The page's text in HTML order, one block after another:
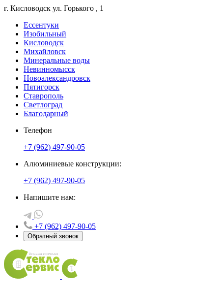
г. Кисловодск ул. Горького , 1
Ессентуки
Изобильный
Кисловодск
Михайловск
Минеральные воды
Невинномысск
Новоалександровск
Пятигорск
Ставрополь
Светлоград
Благодарный
Телефон
+7 (962) 497-90-05
Алюминиевые конструкции:
+7 (962) 497-90-05
Напишите нам:
+7 (962) 497-90-05
Обратный звонок